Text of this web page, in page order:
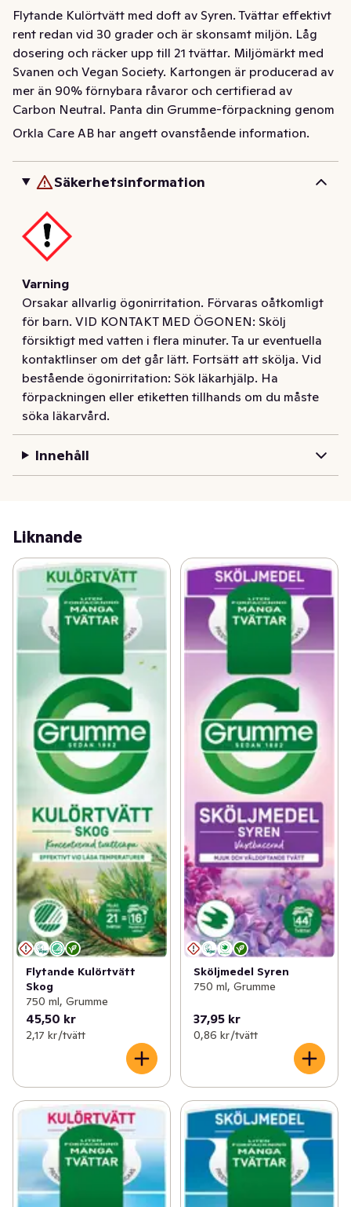
Flytande Kulörtvätt med doft av Syren. Tvättar effektivt
rent redan vid 30 grader och är skonsamt miljön. Låg
dosering och räcker upp till 21 tvättar. Miljömärkt med
Svanen och Vegan Society. Kartongen är producerad av
mer än 90% förnybara råvaror och certifierad av
Carbon Neutral. Panta din Grumme-förpackning genom
att ladda ner Bower-appen!
rent redan vid 30 grader och är skonsamt miljön. Låg
dosering och räcker upp till 21 tvättar. Miljömärkt med
Svanen och Vegan Society. Kartongen är producerad av
mer än 90% förnybara råvaror och certifierad av
Carbon Neutral. Panta din Grumme-förpackning genom
att ladda ner Bower-appen!
Orkla Care AB har angett ovanstående information.
Säkerhetsinformation
Varning
Orsakar allvarlig ögonirritation. Förvaras oåtkomligt
för barn. VID KONTAKT MED ÖGONEN: Skölj
försiktigt med vatten i flera minuter. Ta ur eventuella
kontaktlinser om det går lätt. Fortsätt att skölja. Vid
bestående ögonirritation: Sök läkarhjälp. Ha
förpackningen eller etiketten tillhands om du måste
söka läkarvård.
Innehåll
Liknande
Flytande Kulörtvätt
Skog
750 ml, Grumme
45,50 kr
2,17 kr /tvätt
Sköljmedel Syren
750 ml, Grumme
37,95 kr
0,86 kr /tvätt